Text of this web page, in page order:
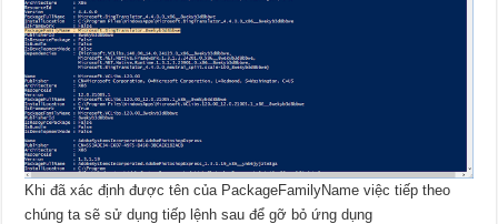
Khi đã xác định được tên của PackageFamilyName việc tiếp theo
chúng ta sẽ sử dụng tiếp lệnh sau để gỡ bỏ ứng dụng